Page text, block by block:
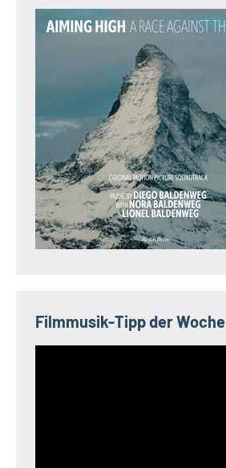
Filmmusik-Tipp der Woche